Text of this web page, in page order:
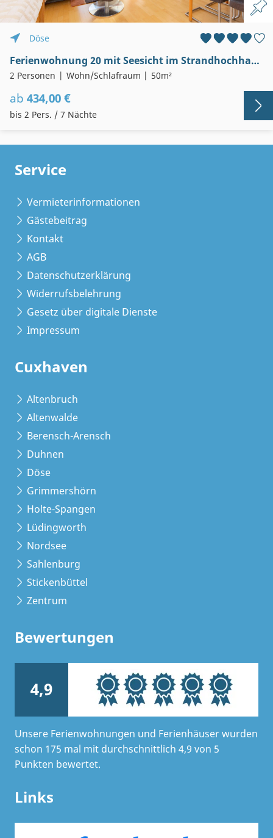
Döse
Ferienwohnung 20 mit Seesicht im Strandhochhaus in Cuxhaven-Döse
2 Personen Wohn/Schlafraum 50m²
ab 434,00 €
bis 2 Pers. / 7 Nächte
Service
Vermieterinformationen
Gästebeitrag
Kontakt
AGB
Datenschutzerklärung
Widerrufsbelehrung
Gesetz über digitale Dienste
Impressum
Cuxhaven
Altenbruch
Altenwalde
Berensch-Arensch
Duhnen
Döse
Grimmershörn
Holte-Spangen
Lüdingworth
Nordsee
Sahlenburg
Stickenbüttel
Zentrum
Bewertungen
4,9
Unsere Ferienwohnungen und Ferienhäuser wurden
schon 175 mal mit durchschnittlich 4,9 von 5
Punkten bewertet.
Links